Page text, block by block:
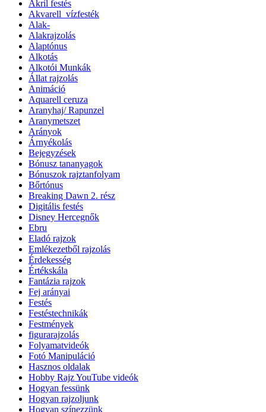
Akril festés
Akvarell_vízfesték
Alak-
Alakrajzolás
Alaptónus
Alkotás
Alkotói Munkák
Állat rajzolás
Animáció
Aquarell ceruza
Aranyhaj/ Rapunzel
Aranymetszet
Arányok
Árnyékolás
Bejegyzések
Bónusz tananyagok
Bónuszok rajztanfolyam
Bőrtónus
Breaking Dawn 2. rész
Digitális festés
Disney Hercegnők
Ebru
Eladó rajzok
Emlékezetből rajzolás
Érdekesség
Értékskála
Fantázia rajzok
Fej arányai
Festés
Festéstechnikák
Festmények
figurarajzolás
Folyamatvideók
Fotó Manipuláció
Hasznos oldalak
Hobby Rajz YouTube videók
Hogyan fessünk
Hogyan rajzoljunk
Hogyan színezzünk